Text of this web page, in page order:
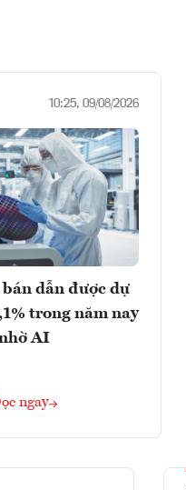
10:25, 09/08/2026
dẫn được dự
trong năm nay
AI
ngay